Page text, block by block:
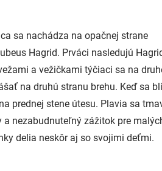
sa nachádza na opačnej strane
Hagrid. Prváci nasledujú
a vežičkami týčiaci sa na
na druhú stranu brehu. Keď sa
prednej stene útesu. Plavia sa
nezabudnuteľný zážitok pre
delia neskôr aj so svojimi deťmi.